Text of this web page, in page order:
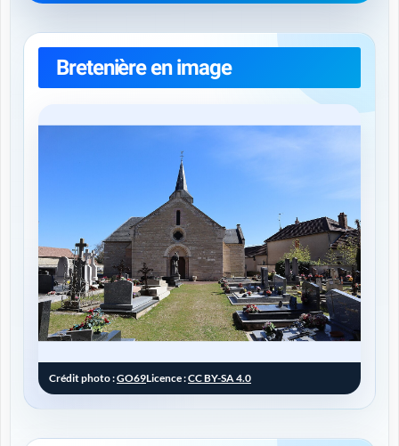
Bretenière en image
Crédit photo :GO69Licence :CC BY-SA 4.0